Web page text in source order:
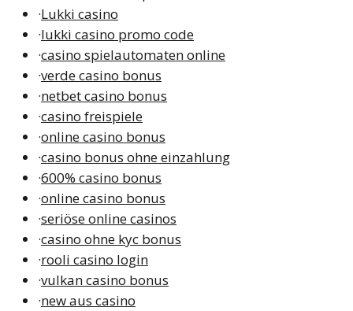
·Lukki casino
·lukki casino promo code
·casino spielautomaten online
·verde casino bonus
·netbet casino bonus
·casino freispiele
·online casino bonus
·casino bonus ohne einzahlung
·600% casino bonus
·online casino bonus
·seriöse online casinos
·casino ohne kyc bonus
·rooli casino login
·vulkan casino bonus
·new aus casino